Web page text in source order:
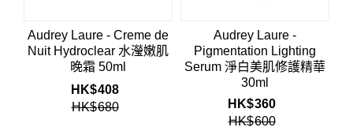
Audrey Laure - Creme de
Nuit Hydroclear 水瀅嫩肌
晚霜 50ml
HK$408
HK$680
Audrey Laure -
Pigmentation Lighting
Serum 淨白美肌修護精華
30ml
HK$360
HK$600